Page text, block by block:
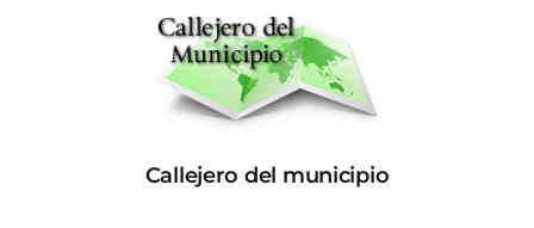
Callejero del municipio